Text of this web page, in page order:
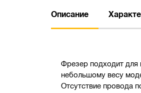
Описание
Фрезер подходит для
небольшому весу
Отсутствие провода